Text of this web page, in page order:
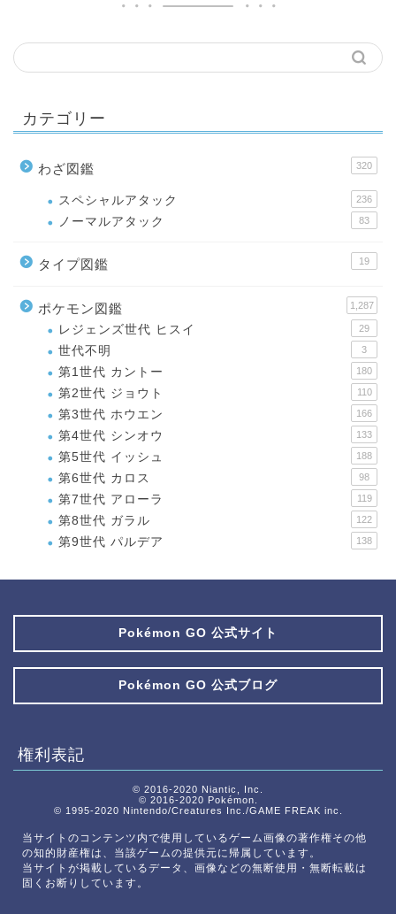
カテゴリー
わざ図鑑 320
スペシャルアタック 236
ノーマルアタック 83
タイプ図鑑 19
ポケモン図鑑 1,287
レジェンズ世代 ヒスイ 29
世代不明 3
第1世代 カントー 180
第2世代 ジョウト 110
第3世代 ホウエン 166
第4世代 シンオウ 133
第5世代 イッシュ 188
第6世代 カロス 98
第7世代 アローラ 119
第8世代 ガラル 122
第9世代 パルデア 138
Pokémon GO 公式サイト
Pokémon GO 公式ブログ
権利表記
© 2016-2020 Niantic, Inc.
© 2016-2020 Pokémon.
© 1995-2020 Nintendo/Creatures Inc./GAME FREAK inc.
当サイトのコンテンツ内で使用しているゲーム画像の著作権その他
の知的財産権は、当該ゲームの提供元に帰属しています。
当サイトが掲載しているデータ、画像などの無断使用・無断転載は
固くお断りしています。